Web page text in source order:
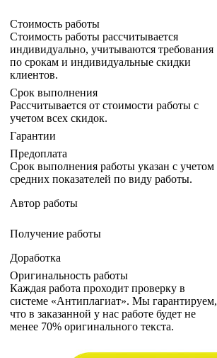
Стоимость работы
Стоимость работы рассчитывается
индивидуально, учитываются требования
по срокам и индивидуальные скидки
клиентов.
Срок выполнения
Рассчитывается от стоимости работы с
учетом всех скидок.
Гарантии
Предоплата
Срок выполнения работы указан с учетом
средних показателей по виду работы.
Автор работы
Получение работы
Доработка
Оригинальность работы
Каждая работа проходит проверку в
системе «Антиплагиат». Мы гарантируем,
что в заказанной у нас работе будет не
менее 70% оригинального текста.